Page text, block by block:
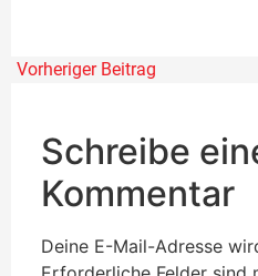
Vorheriger Beitrag
Schreibe
Kommentar
Deine E-Mail-Adresse